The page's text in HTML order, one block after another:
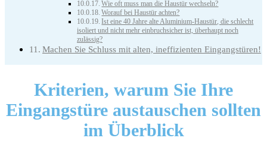
Wie oft muss man die Haustür wechseln?
Worauf bei Haustür achten?
Ist eine 40 Jahre alte Aluminium-Haustür, die schlecht
isoliert und nicht mehr einbruchsicher ist, überhaupt noch
zulässig?
Machen Sie Schluss mit alten, ineffizienten Eingangstüren!
Kriterien, warum Sie Ihre
Eingangstüre austauschen sollten
im Überblick